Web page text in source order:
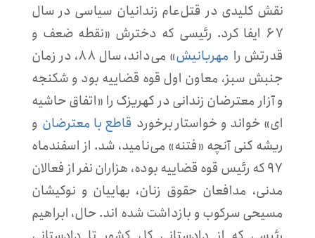
نقش کلیدی در قتل‌عام زندانیان سیاسی در سال
۶۷ ایفا کرد. رئیسی که دخترش «نقطه ضعف و
قدرتش را مهربانیش
» می‌داند، سال ۸۸، در زمان
جنبش سبز، معاون اول قوه قضاییه بود و شکنجه
و آزار معترضان زندانی در کهریزک را «اتفاق حاشیه
ای» خواند و خواستار برخورد قاطع با معترضان و
ریشه کنی آنچه «فتنه» می‌نامید، شد. از اسفندماه
۹۷ که رئیس قوه قضاییه بوده، هزاران نفر از فعالان
مدنی، مدافعان حقوق زنان، بهاییان و نوکیشان
مسیحی سرکوب و بازداشت شده اند. حال، ابراهیم